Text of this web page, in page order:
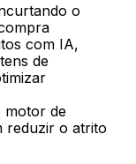
o
com IA,
de
motor de
reduzir o atrito